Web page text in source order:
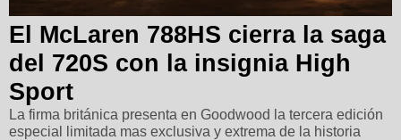
El McLaren 788HS cierra la saga
del 720S con la insignia High
Sport
La firma británica presenta en Goodwood la tercera edición
especial limitada mas exclusiva y extrema de la historia